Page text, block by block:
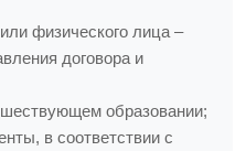
физического лица –
договора и
образовании;
в соответствии с